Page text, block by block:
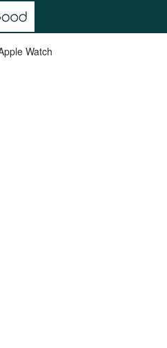
Watch